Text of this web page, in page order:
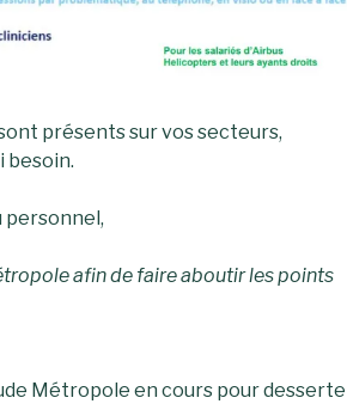
sont présents sur vos secteurs,
besoin.
personnel,
afin de faire aboutir les points
Métropole en cours pour desserte